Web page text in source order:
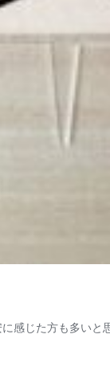
感じた方も多いと